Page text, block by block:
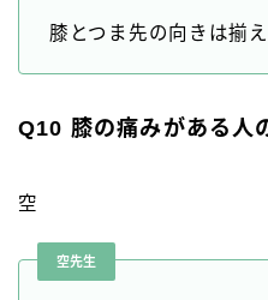
膝とつま先の向きは揃
Q10 膝の痛みがある人
空
空先生